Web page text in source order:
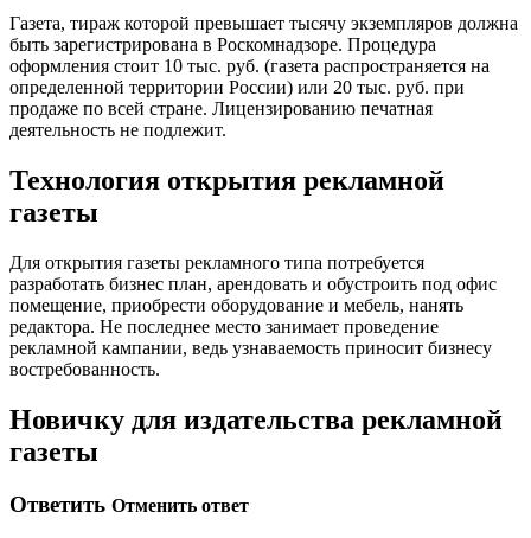
Газета, тираж которой превышает тысячу экземпляров должна
быть зарегистрирована в Роскомнадзоре. Процедура
оформления стоит 10 тыс. руб. (газета распространяется на
определенной территории России) или 20 тыс. руб. при
продаже по всей стране. Лицензированию печатная
деятельность не подлежит.
Технология открытия рекламной
газеты
Для открытия газеты рекламного типа потребуется
разработать бизнес план, арендовать и обустроить под офис
помещение, приобрести оборудование и мебель, нанять
редактора. Не последнее место занимает проведение
рекламной кампании, ведь узнаваемость приносит бизнесу
востребованность.
Новичку для издательства рекламной
газеты
Ответить Отменить ответ